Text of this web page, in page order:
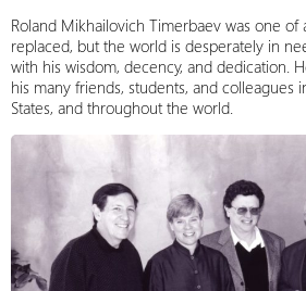
Roland Mikhailovich Timerbaev was one of
replaced, but the world is desperately in
with his wisdom, decency, and dedication.
his many friends, students, and colleagues
States, and throughout the world.